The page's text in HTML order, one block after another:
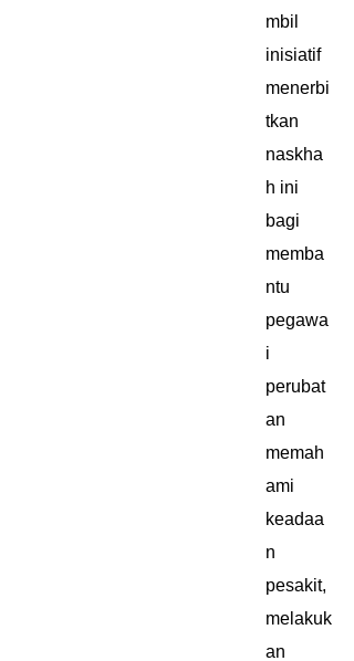
mbil
inisiatif
menerbi
tkan
naskha
h ini
bagi
memba
ntu
pegawa
i
perubat
an
memah
ami
keadaa
n
pesakit,
melakuk
an